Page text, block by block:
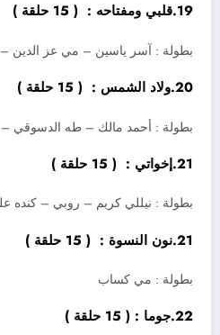
19.قلبي ومفتاحه : ( 15 حلقة )
بطولة : آسر ياسين – مي عز الدين
20.ولاد الشمس : ( 15 حلقة )
بطولة : أحمد مالك – طه الدسوقي
21.إخواتي : ( 15 حلقة )
بطولة : نيللي كريم – روبي – كنده
21.نون النسوة : ( 15 حلقة )
بطولة : مي كساب
22.جوما : ( 15 حلقة )